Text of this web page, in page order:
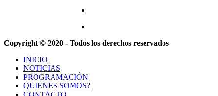
Copyright © 2020 - Todos los derechos reservados
INICIO
NOTICIAS
PROGRAMACIÓN
QUIENES SOMOS?